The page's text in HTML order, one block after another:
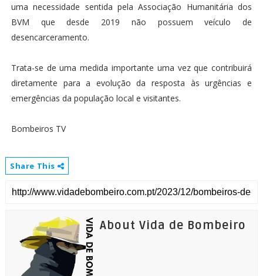
uma necessidade sentida pela Associação Humanitária dos
BVM que desde 2019 não possuem veículo de
desencarceramento.
Trata-se de uma medida importante uma vez que contribuirá
diretamente para a evolução da resposta às urgências e
emergências da população local e visitantes.
Bombeiros TV
Share This
About Vida de Bombeiro